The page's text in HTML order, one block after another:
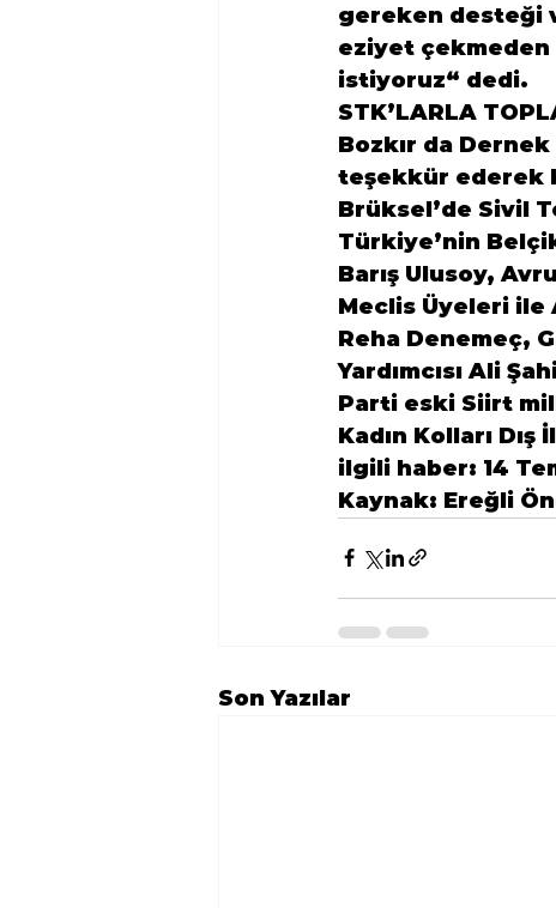
gereken desteği
eziyet çekmeden
istiyoruz“ dedi.
STK’LARLA
Bozkır da
teşekkür ederek
Brüksel’de Sivil
Türkiye’nin
Barış Ulusoy,
Meclis Üyeleri ile
Reha Denemeç,
Yardımcısı Ali
Parti eski Siirt
Kadın Kolları
ilgili haber: 14
Kaynak: Ereğli
Son Yazılar